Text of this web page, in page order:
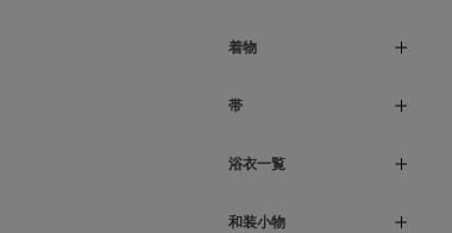
着物
帯
浴衣一覧
和装小物